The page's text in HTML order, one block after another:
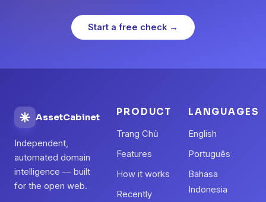
Start a free check →
AssetCabinet
Independent,
automated domain
intelligence — built
for the open web.
PRODUCT
Trang Chủ
Features
How it works
Recently
LANGUAGES
English
Português
Bahasa
Indonesia